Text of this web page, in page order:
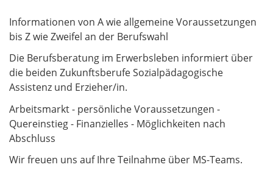
Informationen von A wie allgemeine Voraussetzungen
bis Z wie Zweifel an der Berufswahl
Die Berufsberatung im Erwerbsleben informiert über
die beiden Zukunftsberufe Sozialpädagogische
Assistenz und Erzieher/in.
Arbeitsmarkt - persönliche Voraussetzungen -
Quereinstieg - Finanzielles - Möglichkeiten nach
Abschluss
Wir freuen uns auf Ihre Teilnahme über MS-Teams.